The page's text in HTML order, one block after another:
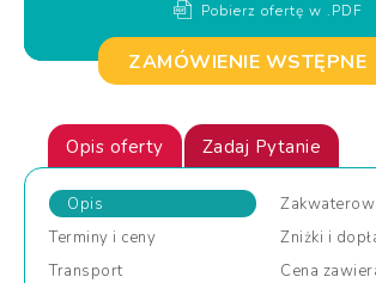
Pobierz ofertę w .PDF
ZAMÓWIENIE WSTĘPNE
Opis oferty Zadaj Pytanie
Opis
Terminy i ceny Zniżki i
Transport
Cena